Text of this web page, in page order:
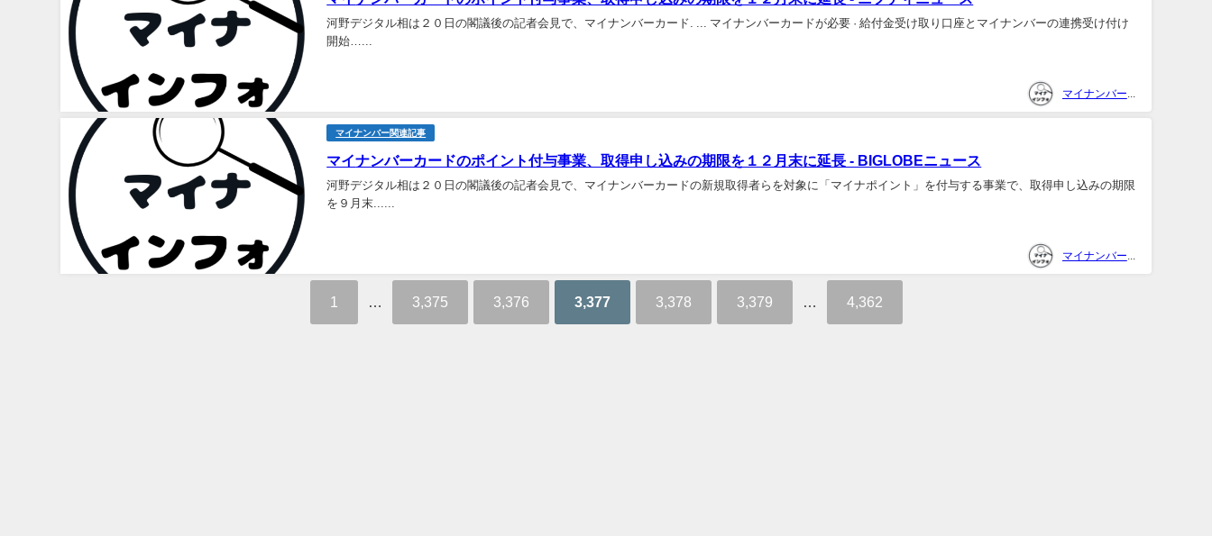
河野デジタル相は２０日の閣議後の記者会見で、マイナンバーカード. ... マイナンバーカードが必要 · 給付金受け取り口座とマイナンバーの連携受け付け
開始…...
マイナンバー関連記事
マイナンバーカードのポイント付与事業、取得申し込みの期限を１２月末に延長 - BIGLOBEニュース
河野デジタル相は２０日の閣議後の記者会見で、マイナンバーカードの新規取得者らを対象に「マイナポイント」を付与する事業で、取得申し込みの期限
を９月末......
1 3,375 3,376 3,377 3,378 3,379 4,362